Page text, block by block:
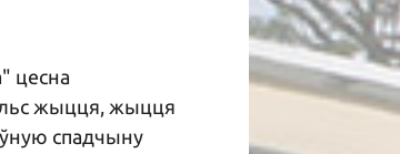
цесна
жыцця, жыцця
спадчыну